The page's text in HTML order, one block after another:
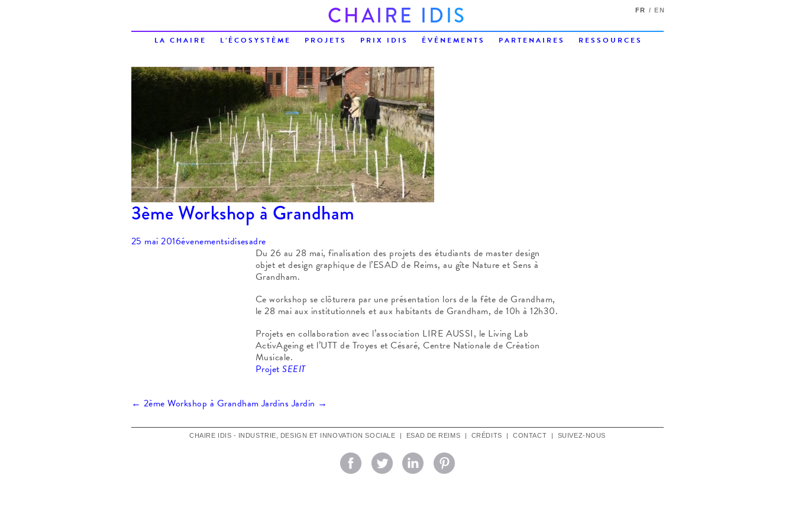
FR EN
CHAIRE IDIS
LA CHAIRE L’ÉCOSYSTÈME PROJETS PRIX IDIS ÉVÉNEMENTS PARTENAIRES RESSOURCES
3ème Workshop à Grandham
25 mai 2016évenementsidisesadre
Du 26 au 28 mai, finalisation des projets des étudiants de master design
objet et design graphique de l’ESAD de Reims, au gîte Nature et Sens à
Grandham.
Ce workshop se clôturera par une présentation lors de la fête de Grandham,
le 28 mai aux institutionnels et aux habitants de Grandham, de 10h à 12h30.
Projets en collaboration avec l’association LIRE AUSSI, le Living Lab
ActivAgeing et l’UTT de Troyes et Césaré, Centre Nationale de Création
Musicale.
ProjetSEEIT
Navigation
← 2ème Workshop à Grandham Jardins Jardin →
CHAIRE IDIS - INDUSTRIE, DESIGN ET INNOVATION SOCIALE | ESAD DE REIMS | CRÉDITS | CONTACT | SUIVEZ-NOUS